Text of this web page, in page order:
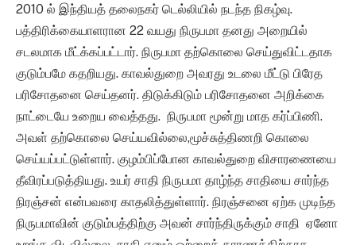
2010 ல் இந்தியத் தலைநகர் டெல்லியில் நடந்த நிகழ்வு.
பத்திரிக்கையாளரான 22 வயது நிருபமா தனது அறையில்
சடலமாக மீட்க்கப்பட்டார். நிருபமா தற்கொலை செய்துவிட்டதாக
குடும்பமே கதறியது. காவல்துறை அவரது உடலை மீட்டு பிரேத
பரிசோதனை செய்தனர். திடுக்கிடும் பரிசோதனை அறிக்கை
நாட்டையே உறைய வைத்தது. நிருபமா மூன்று மாத கர்ப்பிணி.
அவள் தற்கொலை செய்யவில்லை,மூச்சுத்திணறி கொலை
செய்யப்பட்டுள்ளார். குழம்பிப்போன காவல்துறை விசாரணையை
தீவிரப்படுத்தியது. உயர் சாதி நிருபமா தாழ்ந்த சாதியை சார்ந்த
நிரஞ்சன் என்பவரை காதலித்துள்ளார். நிரஞ்சனை ஏற்க முடிந்த
நிருபமாவின் குடும்பத்திற்கு அவன் சார்ந்திருக்கும் சாதி ஏனோ